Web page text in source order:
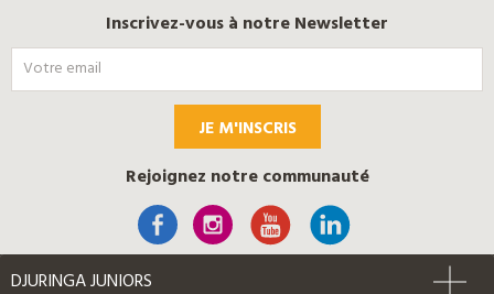
Inscrivez-vous à notre Newsletter
JE M'INSCRIS
Rejoignez notre communauté
DJURINGA JUNIORS